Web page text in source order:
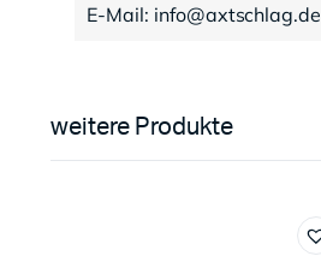
E-Mail: info@axtschlag.de
weitere Produkte